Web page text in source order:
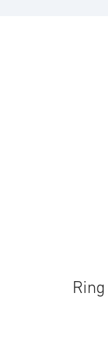
att, under
utmaningar och
”GAIM visar